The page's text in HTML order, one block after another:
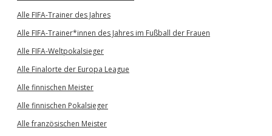
Alle FIFA-Trainer des Jahres
Alle FIFA-Trainer*innen des Jahres im Fußball der Frauen
Alle FIFA-Weltpokalsieger
Alle Finalorte der Europa League
Alle finnischen Meister
Alle finnischen Pokalsieger
Alle französischen Meister